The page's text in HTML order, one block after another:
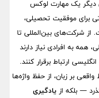
دیگر یک مهارت لوکس
برای موفقیت تحصیلی،
شرکت‌های بین‌المللی تا
به افرادی نیاز دارند
ارتباط برقرار کنند.
بر زبان، از حفظ واژه‌ها
— بلکه از یادگیری